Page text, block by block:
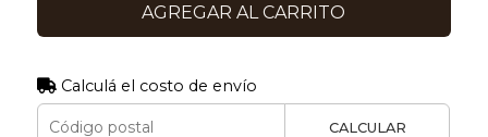
AGREGAR AL CARRITO
Calculá el costo de envío
CALCULAR